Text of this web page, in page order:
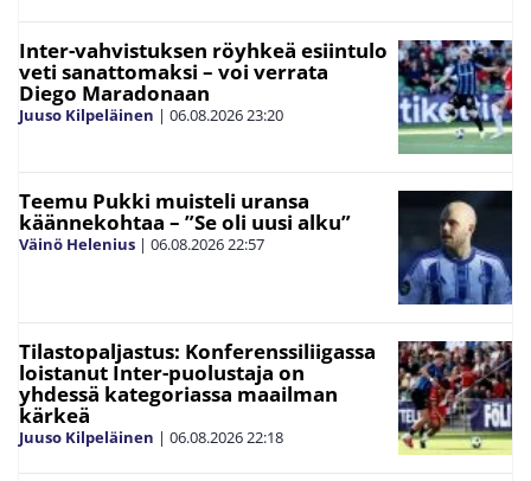
Inter-vahvistuksen röyhkeä esiintulo
veti sanattomaksi – voi verrata
Diego Maradonaan
Juuso Kilpeläinen | 06.08.202623:20
Teemu Pukki muisteli uransa
käännekohtaa – ”Se oli uusi alku”
Väinö Helenius | 06.08.202622:57
Tilastopaljastus: Konferenssiliigassa
loistanut Inter-puolustaja on
yhdessä kategoriassa maailman
kärkeä
Juuso Kilpeläinen | 06.08.202622:18